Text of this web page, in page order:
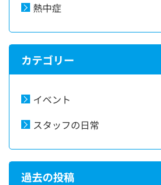
熱中症
カテゴリー
イベント
スタッフの日常
過去の投稿